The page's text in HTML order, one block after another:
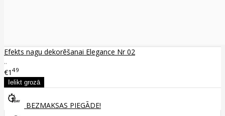
Efekts nagu dekorēšanai Elegance Nr 02
..
€1 49
BEZMAKSAS PIEGĀDE!